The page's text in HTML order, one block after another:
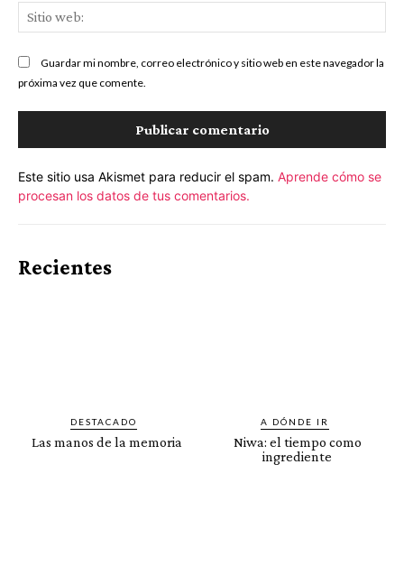
Guardar mi nombre, correo electrónico y sitio web en este navegador la
próxima vez que comente.
Este sitio usa Akismet para reducir el spam. Aprende cómo se
procesan los datos de tus comentarios.
Recientes
DESTACADO
Las manos de la memoria
A DÓNDE IR
Niwa: el tiempo como
ingrediente